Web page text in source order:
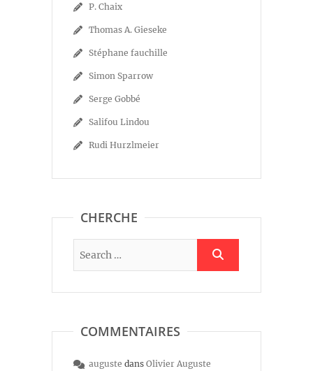
P. Chaix
Thomas A. Gieseke
Stéphane fauchille
Simon Sparrow
Serge Gobbé
Salifou Lindou
Rudi Hurzlmeier
CHERCHE
COMMENTAIRES
auguste dans Olivier Auguste